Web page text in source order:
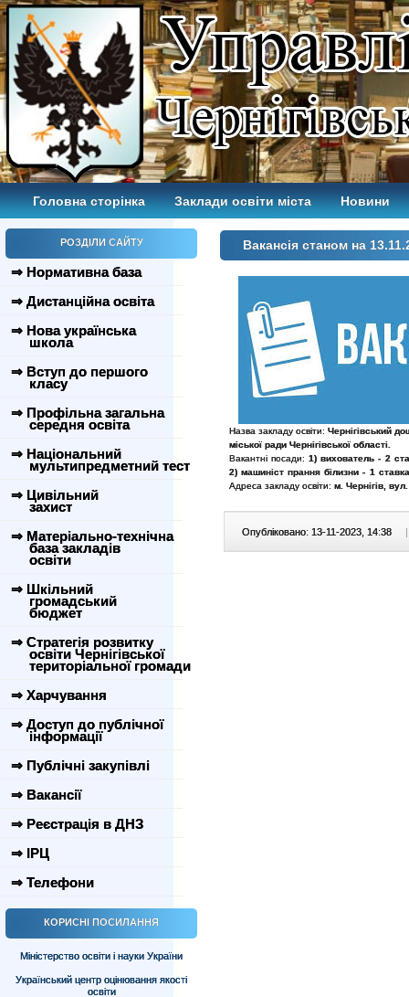
Головна сторінка Заклади освіти міста Новини
РОЗДІЛИ САЙТУ
⇒ Нормативна база
⇒ Дистанційна освіта
⇒ Нова українська
школа
⇒ Вступ до першого
класу
⇒ Профільна загальна
середня освіта
⇒ Національний
мультипредметний тест
⇒ Цивільний
захист
⇒ Матеріально-технічна
база закладів
освіти
⇒ Шкільний
громадський
бюджет
⇒ Стратегія розвитку
освіти Чернігівської
територіальної громади
⇒ Харчування
⇒ Доступ до публічної
інформації
⇒ Публічні закупівлі
⇒ Вакансії
⇒ Реєстрація в ДНЗ
⇒ ІРЦ
⇒ Телефони
КОРИСНІ ПОСИЛАННЯ
Міністерство освіти і науки України
Український центр оцінювання якості
освіти
Вакансія станом на
Назва закладу освіти: Чернігівський
міської ради Чернігівської області.
Вакантні посади: 1) вихователь - 2
2) машиніст прання
Адреса закладу освіти: м. Чернігів,
Опубліковано: 13-11-2023, 14:38 |